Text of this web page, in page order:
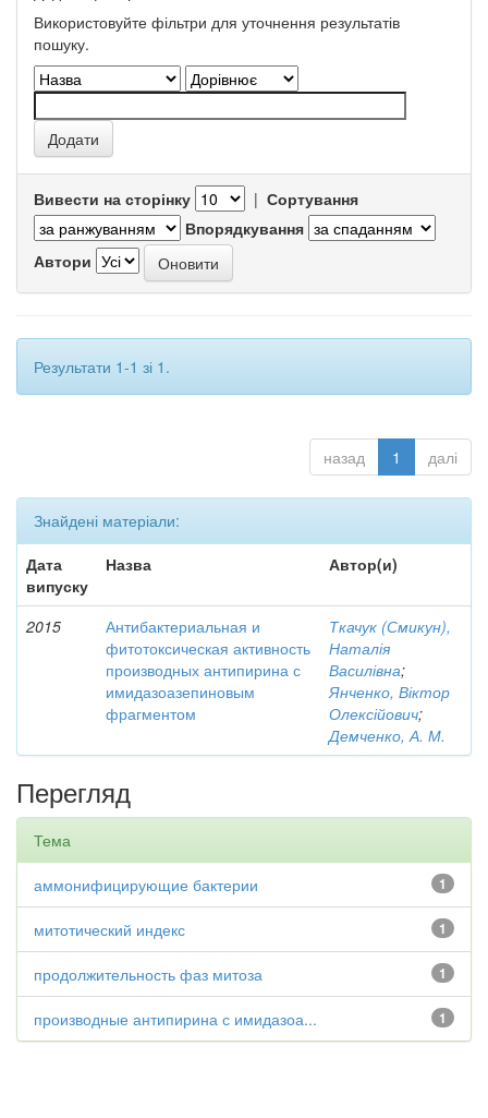
Використовуйте фільтри для уточнення результатів
пошуку.
Вивести на сторінку | Сортування
Впорядкування
Автори
Результати 1-1 зі 1.
назад 1 далі
Знайдені матеріали:
Дата
випуску
Назва Автор(и)
2015
Антибактериальная и
фитотоксическая активность
производных антипирина с
имидазоазепиновым
фрагментом
Ткачук (Смикун),
Наталія
Василівна;
Янченко, Віктор
Олексійович;
Демченко, А. М.
Перегляд
Тема
1
аммонифицирующие бактерии
1
митотический индекс
1
продолжительность фаз митоза
1
производные антипирина с имидазоа...